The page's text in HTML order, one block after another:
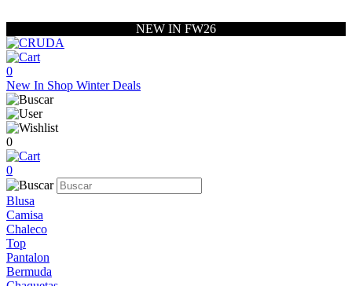
NEW IN FW26
0
New In Shop Winter Deals
0
0
Blusa
Camisa
Chaleco
Top
Pantalon
Bermuda